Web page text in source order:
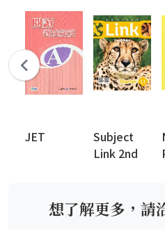
JET
Subject
Link 2nd
想了解更多，請